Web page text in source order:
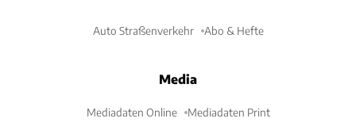
Auto Straßenverkehr Abo & Hefte
Media
Mediadaten Online Mediadaten Print